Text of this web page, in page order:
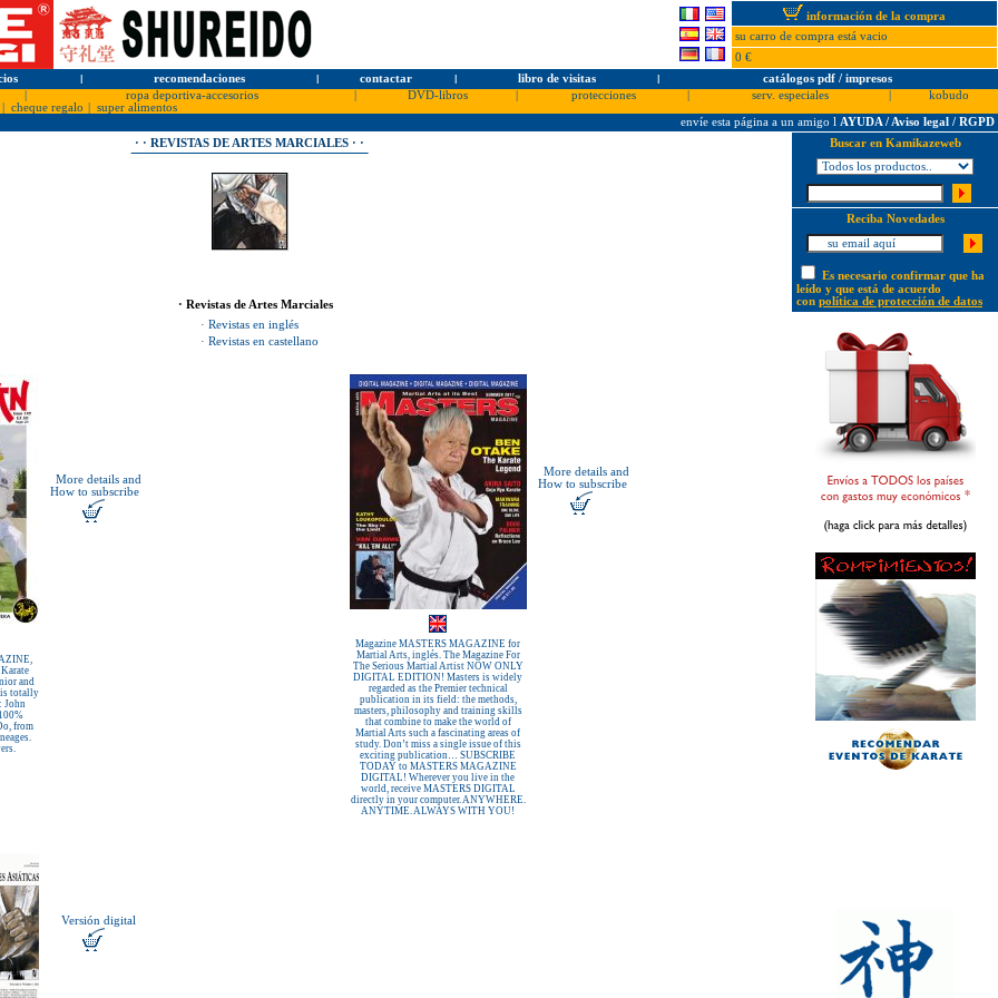
información de la compra
su carro de compra está vacio
0 €
l recomendaciones l contactar l libro de visitas l
catálogos pdf / impresos
ropa deportiva-accesorios DVD-libros protecciones serv. especiales
kobudo
cheque regalo
super alimentos
envíe esta página a un amigo l AYUDA / Aviso legal / RGPD
· · REVISTAS DE ARTES MARCIALES · ·
· Revistas de Artes Marciales
· Revistas en inglés
· Revistas en castellano
More details and
How to subscribe
and
is totally
John
from
More details and
How to subscribe
Magazine MASTERS MAGAZINE for
Martial Arts, inglés. The Magazine For
The Serious Martial Artist NOW ONLY
DIGITAL EDITION! Masters is widely
regarded as the Premier technical
publication in its field: the methods,
masters, philosophy and training skills
that combine to make the world of
Martial Arts such a fascinating areas of
study. Don’t miss a single issue of this
exciting publication… SUBSCRIBE
TODAY to MASTERS MAGAZINE
DIGITAL! Wherever you live in the
world, receive MASTERS DIGITAL
directly in your computer. ANYWHERE.
ANYTIME. ALWAYS WITH YOU!
Versión digital
Buscar en Kamikazeweb
Reciba Novedades
Es necesario confirmar que ha
leído y que está de acuerdo
con política de protección de datos